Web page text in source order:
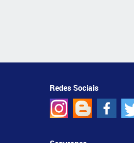
Redes Sociais